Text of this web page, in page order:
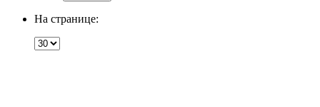
На странице: